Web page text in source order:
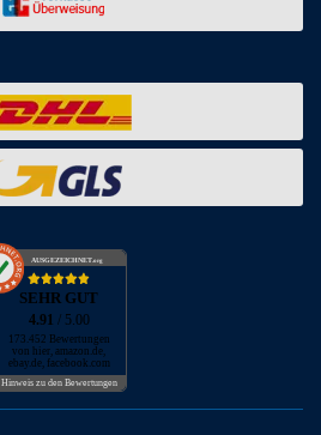
AUSGEZEICHNET.org
SEHR GUT
4.91 / 5.00
173.452 Bewertungen
von hier, amazon.de,
ebay.de, facebook.com
Hinweis zu den Bewertungen